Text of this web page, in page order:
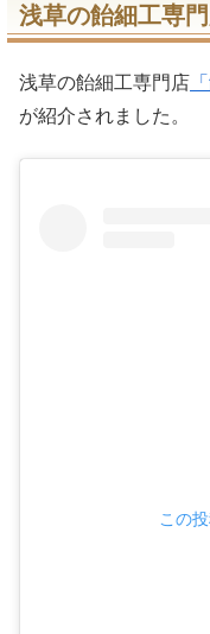
浅草の飴細工専
浅草の飴細工専門店
が紹介されました。
この